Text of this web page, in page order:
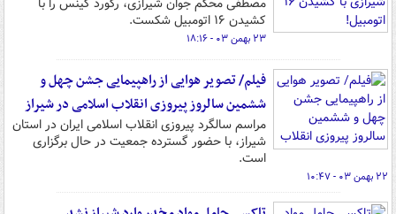
کشیدن ۱۶ اتومبیل شکست.
۲۳ بهمن ۰۳ - ۱۸:۱۶
فیلم/ تصویر هوایی از راهپیمایی جشن چهل و
ششمین سالروز پیروزی انقلاب اسلامی در شیراز
مراسم سالگرد پیروزی انقلاب اسلامی ایران در استان
شیراز، با حضور گسترده جمعیت در حال برگزاری
است.
۲۲ بهمن ۰۳ - ۱۰:۴۷